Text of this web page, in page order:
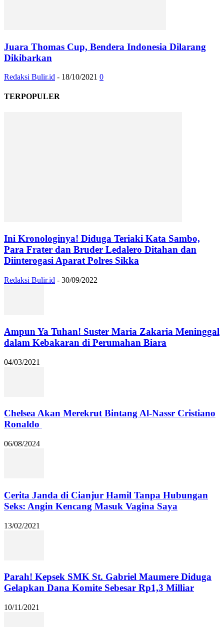
Juara Thomas Cup, Bendera Indonesia Dilarang
Dikibarkan
Redaksi Bulir.id - 18/10/2021 0
TERPOPULER
Ini Kronologinya! Diduga Teriaki Kata Sambo,
Para Frater dan Bruder Ledalero Ditahan dan
Diinterogasi Aparat Polres Sikka
Redaksi Bulir.id - 30/09/2022
Ampun Ya Tuhan! Suster Maria Zakaria Meninggal
dalam Kebakaran di Perumahan Biara
04/03/2021
Chelsea Akan Merekrut Bintang Al-Nassr Cristiano
Ronaldo
06/08/2024
Cerita Janda di Cianjur Hamil Tanpa Hubungan
Seks: Angin Kencang Masuk Vagina Saya
13/02/2021
Parah! Kepsek SMK St. Gabriel Maumere Diduga
Gelapkan Dana Komite Sebesar Rp1,3 Milliar
10/11/2021